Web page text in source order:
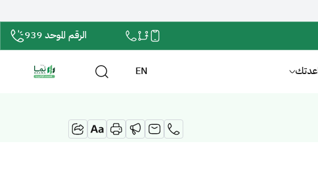
الرقم الموحد 939
EN